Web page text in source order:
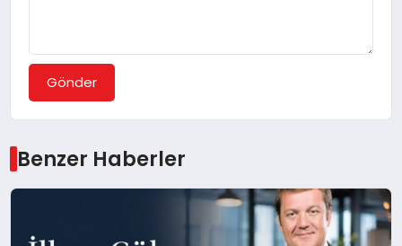
Gönder
Benzer Haberler